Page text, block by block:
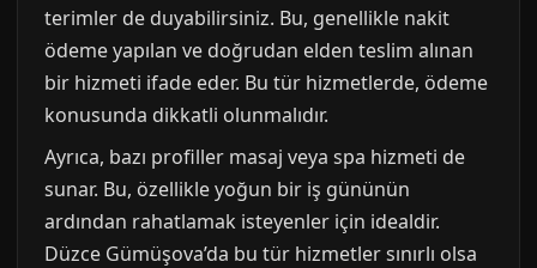
terimler de duyabilirsiniz. Bu, genellikle nakit
ödeme yapılan ve doğrudan elden teslim alınan
bir hizmeti ifade eder. Bu tür hizmetlerde, ödeme
konusunda dikkatli olunmalıdır.
Ayrıca, bazı profiller masaj veya spa hizmeti de
sunar. Bu, özellikle yoğun bir iş gününün
ardından rahatlamak isteyenler için idealdir.
Düzce Gümüşova’da bu tür hizmetler sınırlı olsa